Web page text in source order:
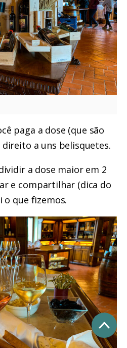
paga a dose (que são
a uns belisquetes.
a dose maior em 2
e compartilhar (dica do
o que fizemos.